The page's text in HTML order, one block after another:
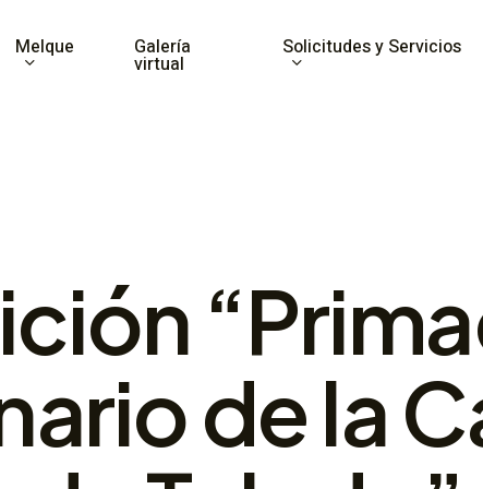
Melque Galería
virtual
Solicitudes y Servicios
de la